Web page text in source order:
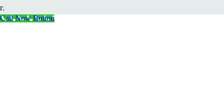
г.
Call Now Button